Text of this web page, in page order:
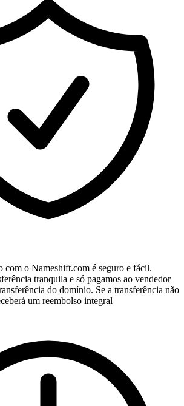
com o Nameshift.com é seguro e fácil.
tranquila e só pagamos ao vendedor
do domínio. Se a transferência não
um reembolso integral